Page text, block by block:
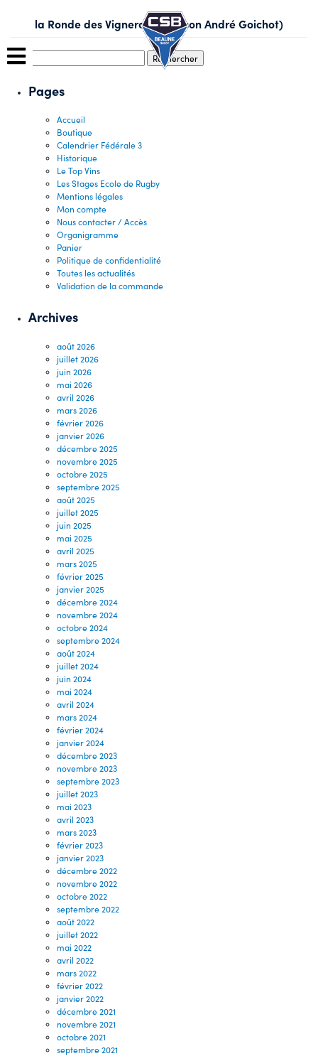
la Ronde des Vignerons (Maison André Goichot)
Pages
Accueil
Boutique
Calendrier Fédérale 3
Historique
Le Top Vins
Les Stages Ecole de Rugby
Mentions légales
Mon compte
Nous contacter / Accès
Organigramme
Panier
Politique de confidentialité
Toutes les actualités
Validation de la commande
Archives
août 2026
juillet 2026
juin 2026
mai 2026
avril 2026
mars 2026
février 2026
janvier 2026
décembre 2025
novembre 2025
octobre 2025
septembre 2025
août 2025
juillet 2025
juin 2025
mai 2025
avril 2025
mars 2025
février 2025
janvier 2025
décembre 2024
novembre 2024
octobre 2024
septembre 2024
août 2024
juillet 2024
juin 2024
mai 2024
avril 2024
mars 2024
février 2024
janvier 2024
décembre 2023
novembre 2023
septembre 2023
juillet 2023
mai 2023
avril 2023
mars 2023
février 2023
janvier 2023
décembre 2022
novembre 2022
octobre 2022
septembre 2022
août 2022
juillet 2022
mai 2022
avril 2022
mars 2022
février 2022
janvier 2022
décembre 2021
novembre 2021
octobre 2021
septembre 2021